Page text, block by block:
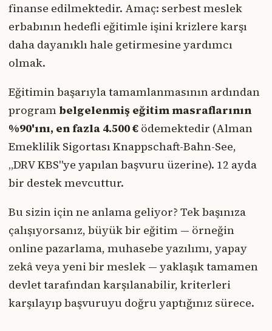
finanse edilmektedir. Amaç: serbest meslek
erbabının hedefli eğitimle işini krizlere karşı
daha dayanıklı hale getirmesine yardımcı
olmak.
Eğitimin başarıyla tamamlanmasının ardından
program belgelenmiş eğitim masraflarının
%90'ını, en fazla 4.500 € ödemektedir (Alman
Emeklilik Sigortası Knappschaft-Bahn-See,
„DRV KBS"ye yapılan başvuru üzerine). 12 ayda
bir destek mevcuttur.
Bu sizin için ne anlama geliyor? Tek başınıza
çalışıyorsanız, büyük bir eğitim — örneğin
online pazarlama, muhasebe yazılımı, yapay
zekâ veya yeni bir meslek — yaklaşık tamamen
devlet tarafından karşılanabilir, kriterleri
karşılayıp başvuruyu doğru yaptığınız sürece.